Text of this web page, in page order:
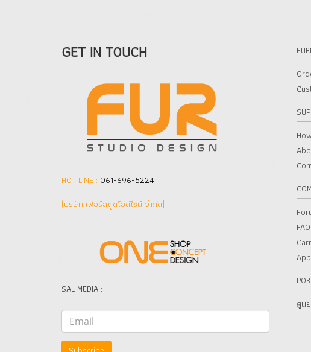
GET IN TOUCH
HOT LINE : 061-696-5224
(บริษัท เฟอร์สตูดิโอดีไซน์ จำกัด]
SAL MEDIA :
ศูน